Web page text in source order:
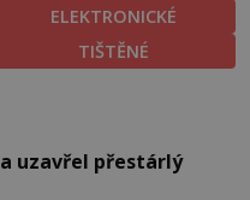
ELEKTRONICKÉ
TIŠTĚNÉ
uzavřel přestárlý